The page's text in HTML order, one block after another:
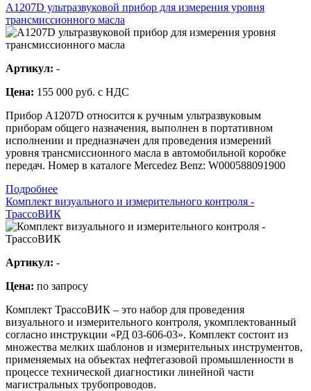
A1207D ультразвуковой прибор для измерения уровня
трансмиссионного масла
Артикул: -
Цена: 155 000 руб. с НДС
Прибор А1207D относится к ручным ультразвуковым
приборам общего назначения, выполнен в портативном
исполнении и предназначен для проведения измерений
уровня трансмиссионного масла в автомобильной коробке
передач. Номер в каталоге Mercedez Benz: W000588091900
Подробнее
Комплект визуального и измерительного контроля -
ТрассоВИК
Артикул: -
Цена: по запросу
Комплект ТрассоВИК – это набор для проведения
визуального и измерительного контроля, укомплектованный
согласно инструкции «РД 03-606-03». Комплект состоит из
множества мелких шаблонов и измерительных инструментов,
применяемых на объектах нефтегазовой промышленности в
процессе технической диагностики линейной части
магистральных трубопроводов.